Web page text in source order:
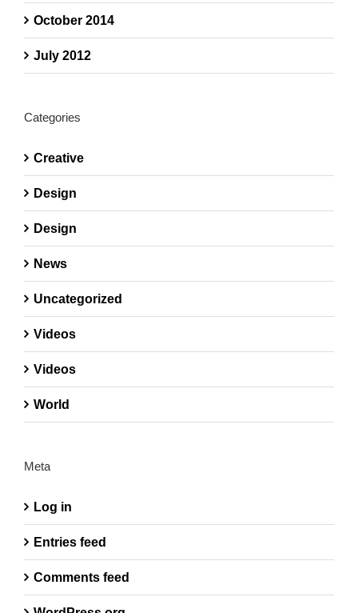
October 2014
July 2012
Categories
Creative
Design
Design
News
Uncategorized
Videos
Videos
World
Meta
Log in
Entries feed
Comments feed